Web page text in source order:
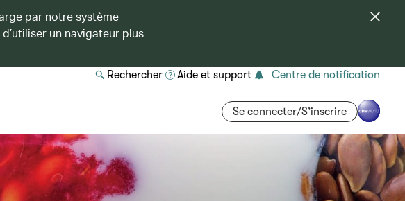
par notre système
un navigateur plus
Rechercher Aide et support Centre de notification
Se connecter/S’inscrire